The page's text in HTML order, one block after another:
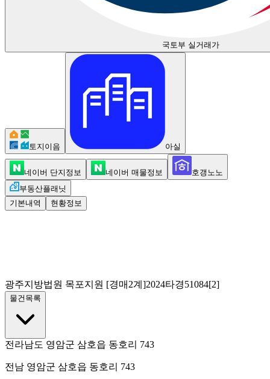
국토부 실거래가
토지이음 아실
네이버 단지정보 네이버 매물정보
호갱노노
부동산플래닛
기본내역
현황정보
광주지방법원 목포지원 [경매2계]2024타경51084[2]
물건목록
전라남도 영암군 삼호읍 동호리 743
전남 영암군 삼호읍 동호리 743